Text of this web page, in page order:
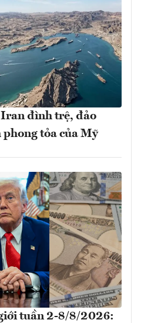
đình trệ, đảo
tỏa của Mỹ
tuần 2-8/8/2026: